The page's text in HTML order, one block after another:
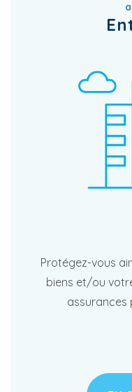
Protégez-vous
biens et/ou
assurances